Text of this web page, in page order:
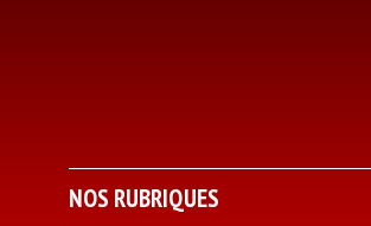
NOS RUBRIQUES